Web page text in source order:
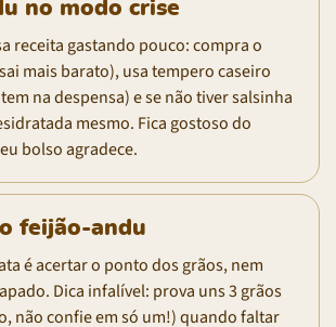
no modo crise
receita gastando pouco: compra o
mais barato), usa tempero caseiro
na despensa) e se não tiver salsinha
mesmo. Fica gostoso do
bolso agradece.
feijão-andu
é acertar o ponto dos grãos, nem
Dica infalível: prova uns 3 grãos
não confie em só um!) quando faltar